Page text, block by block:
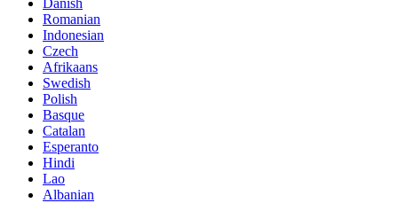
Romanian
Indonesian
Czech
Afrikaans
Swedish
Polish
Basque
Catalan
Esperanto
Hindi
Lao
Albanian